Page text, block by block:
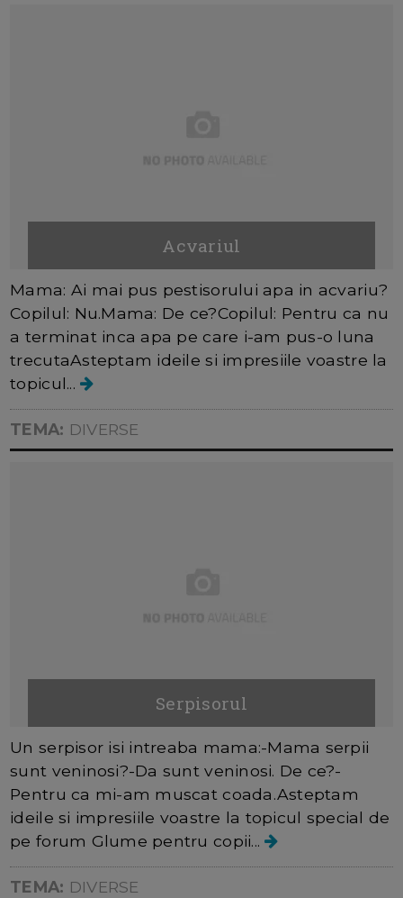
Acvariul
Mama: Ai mai pus pestisorului apa in acvariu?
Copilul: Nu.Mama: De ce?Copilul: Pentru ca nu
a terminat inca apa pe care i-am pus-o luna
trecutaAsteptam ideile si impresiile voastre la
topicul...
TEMA: DIVERSE
Serpisorul
Un serpisor isi intreaba mama:-Mama serpii
sunt veninosi?-Da sunt veninosi. De ce?-
Pentru ca mi-am muscat coada.Asteptam
ideile si impresiile voastre la topicul special de
pe forum Glume pentru copii...
TEMA: DIVERSE